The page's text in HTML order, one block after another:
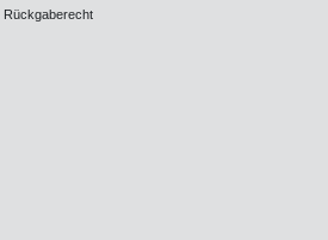
Rückgaberecht